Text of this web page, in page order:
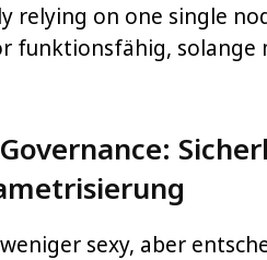
relying on one single
funktionsfähig, solange
sexy, aber